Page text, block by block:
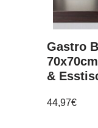
Gastro
&
44,97€